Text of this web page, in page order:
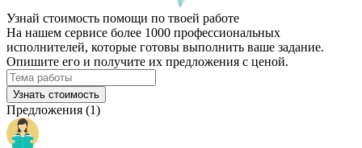
Узнай стоимость помощи по твоей работе
На нашем сервисе более 1000 профессиональных
исполнителей, которые готовы выполнить ваше задание.
Опишите его и получите их предложения с ценой.
Узнать стоимость
Предложения (1)